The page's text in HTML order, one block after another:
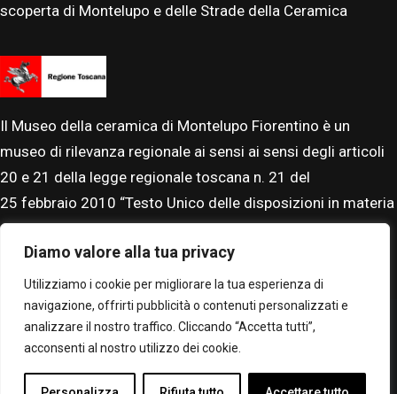
Diamo valore alla tua privacy
Utilizziamo i cookie per migliorare la tua esperienza di
navigazione, offrirti pubblicità o contenuti personalizzati e
analizzare il nostro traffico. Cliccando “Accetta tutti”,
acconsenti al nostro utilizzo dei cookie.
scoperta di Montelupo e delle Strade della Ceramica
Il Museo della ceramica di Montelupo Fiorentino è un
museo di rilevanza regionale ai sensi ai sensi degli articoli
20 e 21 della legge regionale toscana n. 21 del
25 febbraio 2010 “Testo Unico delle disposizioni in materia
di beni, istituti e attività culturali”. Il Museo è accreditato al
Sistema Museale Nazionale.